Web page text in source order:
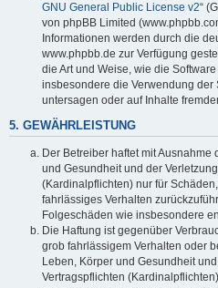
GNU General Public License v2“
von phpBB Limited
Informationen werden durch die
www.phpbb.de zur Verfügung
die Art und Weise, wie die
insbesondere die Verwendung der
untersagen oder auf Inhalte
5. GEWÄHRLEISTUNG
Der Betreiber haftet mit
und Gesundheit und der
(Kardinalpflichten) nur für
fahrlässiges Verhalten
Folgeschäden wie insbesondere
Die Haftung ist gegenüber
grob fahrlässigem Verhalten oder
Leben, Körper und Gesundheit
Vertragspflichten